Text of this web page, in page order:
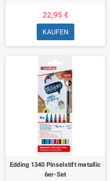
22,95 €
KAUFEN
Edding 1340 Pinselstift metallic
6er-Set